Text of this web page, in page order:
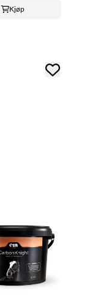
Kjøp